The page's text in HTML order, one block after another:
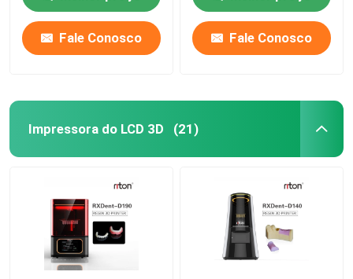
Fale Conosco Fale Conosco
Impressora do LCD 3D (21)